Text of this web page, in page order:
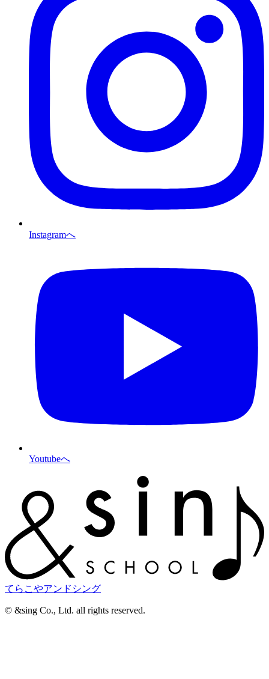
Instagramへ
Youtubeへ
てらこやアンドシング
©︎ &sing Co., Ltd. all rights reserved.